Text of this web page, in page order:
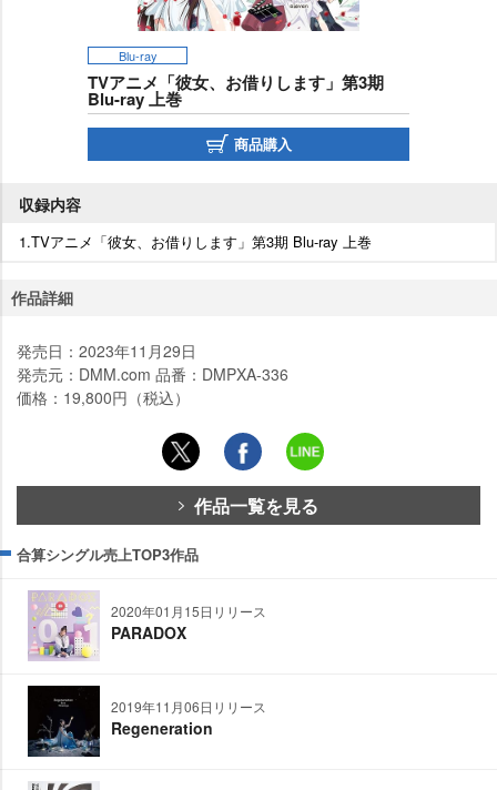
Blu-ray
TVアニメ「彼女、お借りします」第3期
Blu-ray 上巻
商品購入
収録内容
1.TVアニメ「彼女、お借りします」第3期 Blu-ray 上巻
作品詳細
発売日：2023年11月29日
発売元：DMM.com 品番：DMPXA-336
価格：19,800円（税込）
作品一覧を見る
合算シングル売上TOP3作品
2020年01月15日リリース
PARADOX
2019年11月06日リリース
Regeneration